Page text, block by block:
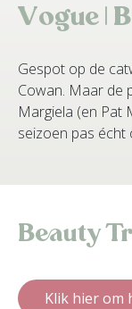
Vogue |
Gespot op de
Cowan. Maar de
Margiela (en Pat
seizoen pas écht
Beauty
Klik hier om